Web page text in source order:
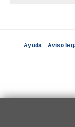
Ayuda Aviso